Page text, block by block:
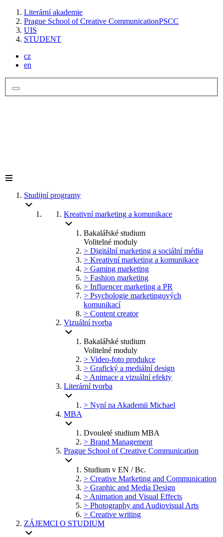
Literární akademie
Prague School of Creative CommunicationPSCC
UIS
STUDENT
cz
en
Studijní programy
Kreativní marketing a komunikace
Bakalářské studium
Volitelné moduly
> Digitální marketing a sociální média
> Kreativní marketing a komunikace
> Gaming marketing
> Fashion marketing
> Influencer marketing a PR
> Psychologie marketingových
komunikací
> Content creator
Vizuální tvorba
Bakalářské studium
Volitelné moduly
> Video-foto produkce
> Grafický a mediální design
> Animace a vizuální efekty
Literární tvorba
> Nyní na Akademii Michael
MBA
Dvouleté studium MBA
> Brand Management
Prague School of Creative Communication
Studium v EN / Bc.
> Creative Marketing and Communication
> Graphic and Media Design
> Animation and Visual Effects
> Photography and Audiovisual Arts
> Creative writing
ZÁJEMCI O STUDIUM